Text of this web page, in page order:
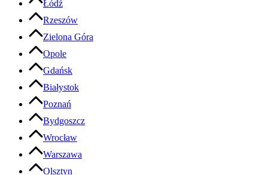
Łódź
Rzeszów
Zielona Góra
Opole
Gdańsk
Białystok
Poznań
Bydgoszcz
Wrocław
Warszawa
Olsztyn